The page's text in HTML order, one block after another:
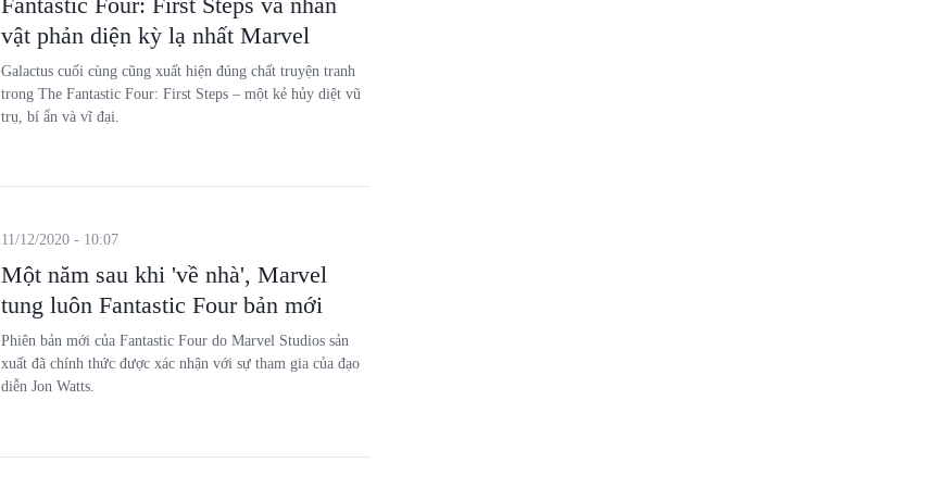
vật phản diện kỳ lạ nhất Marvel
Galactus cuối cùng cũng xuất hiện đúng chất truyện tranh
trong The Fantastic Four: First Steps – một kẻ hủy diệt vũ
trụ, bí ẩn và vĩ đại.
Một năm sau khi 'về nhà', Marvel
tung luôn Fantastic Four bản mới
11/12/2020 - 10:07
Phiên bản mới của Fantastic Four do Marvel Studios sản
xuất đã chính thức được xác nhận với sự tham gia của đạo
diễn Jon Watts.